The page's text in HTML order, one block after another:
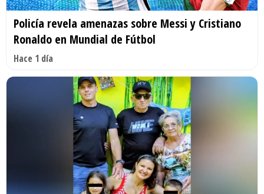
Policía revela amenazas sobre Messi y Cristiano
Ronaldo en Mundial de Fútbol
Hace 1 día